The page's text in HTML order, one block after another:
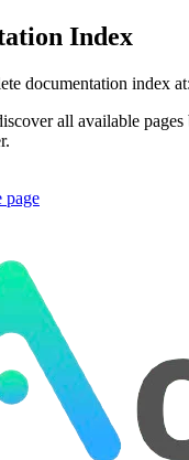
Index
documentation index at:
all available pages
page